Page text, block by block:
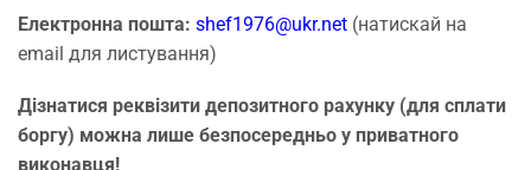
Електронна пошта: shef1976@ukr.net (натискай на
email для листування)
Дізнатися реквізити депозитного рахунку (для сплати
боргу) можна лише безпосередньо у приватного
виконавця!